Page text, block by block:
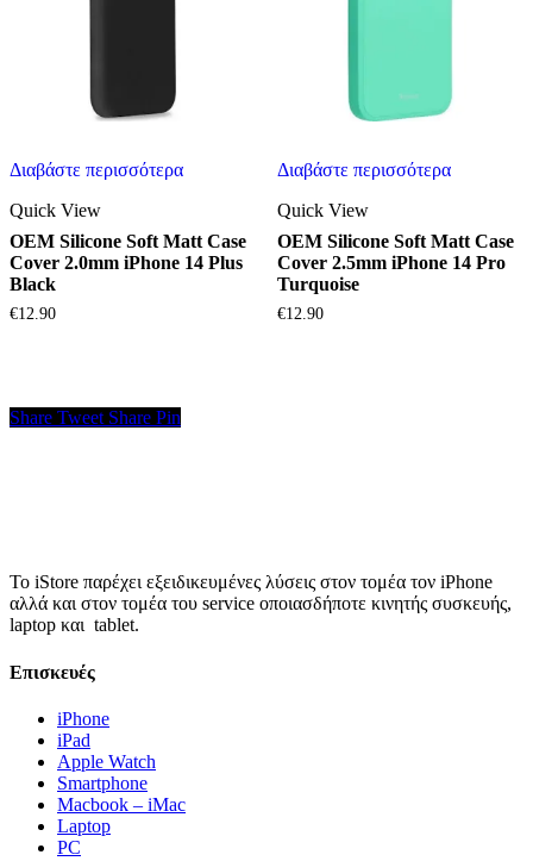
Διαβάστε περισσότερα
Quick View
OEM Silicone Soft Matt Case
Cover 2.0mm iPhone 14 Plus
Black
€12.90
Διαβάστε περισσότερα
Quick View
OEM Silicone Soft Matt Case
Cover 2.5mm iPhone 14 Pro
Turquoise
€12.90
Share Tweet Share Pin
Το iStore παρέχει εξειδικευμένες λύσεις στον τομέα τον iPhone
αλλά και στον τομέα του service οποιασδήποτε κινητής συσκευής,
laptop και tablet.
Επισκευές
iPhone
iPad
Apple Watch
Smartphone
Macbook – iMac
Laptop
PC